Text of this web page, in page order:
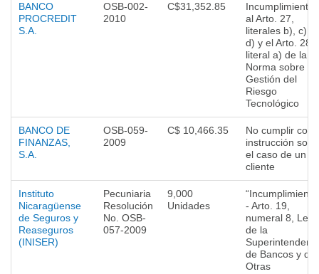
BANCO
PROCREDIT
S.A.
OSB-002-
2010
C$31,352.85
Incumplimientos
al Arto. 27,
literales b), c) y
d) y el Arto. 28
literal a) de la
Norma sobre
Gestión del
Riesgo
Tecnológico
BANCO DE
FINANZAS,
S.A.
OSB-059-
2009
C$ 10,466.35
No cumplir con
instrucción
el caso de un
cliente
Instituto
Nicaragüense
de Seguros y
Reaseguros
(INISER)
Pecuniaria
Resolución
No. OSB-
057-2009
9,000
Unidades
- Arto. 19,
numeral 8, Ley
de la
de Bancos y de
Otras